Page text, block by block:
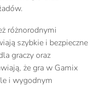
różnorodnymi
szybkie i bezpieczne
graczy oraz
że gra w Gamix
i wygodnym